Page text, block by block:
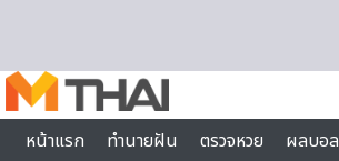
หน้าแรก
ทำนายฝัน ตรวจหวย ผลบอล